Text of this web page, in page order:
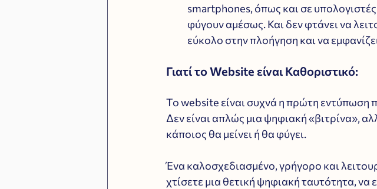
smartphones, όπως και σε υπολογιστές.
φύγουν αμέσως. Και δεν φτάνει να
εύκολο στην πλοήγηση και να
Γιατί το Website είναι Καθοριστικό:
Το website είναι συχνά η πρώτη εντύπωση
Δεν είναι απλώς μια ψηφιακή «βιτρίνα»,
κάποιος θα μείνει ή θα φύγει.
Ένα καλοσχεδιασμένο, γρήγορο και
χτίσετε μια θετική ψηφιακή ταυτότητα, να